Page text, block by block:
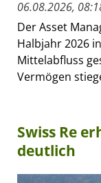
06.08.2026,
Der Asset
Halbjahr 2026
Mittelabfluss
Vermögen
Swiss Re
deutlich